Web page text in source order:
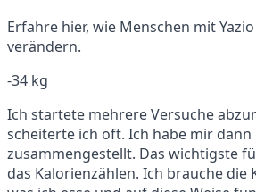
Erfahre hier, wie Menschen mit
verändern.
-34 kg
Ich startete mehrere Versuche
scheiterte ich oft. Ich habe mir dann
zusammengestellt. Das wichtigste
das Kalorienzählen. Ich brauche die